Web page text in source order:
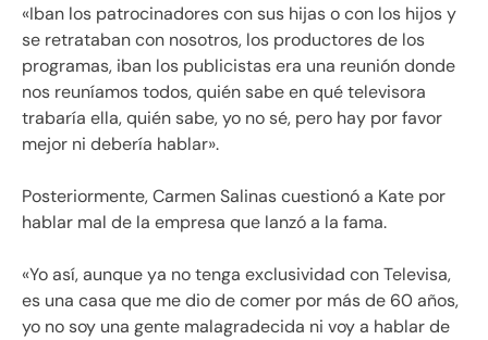
«Iban los patrocinadores con sus hijas o con los hijos y
se retrataban con nosotros, los productores de los
programas, iban los publicistas era una reunión donde
nos reuníamos todos, quién sabe en qué televisora
trabaría ella, quién sabe, yo no sé, pero hay por favor
mejor ni debería hablar».
Posteriormente, Carmen Salinas cuestionó a Kate por
hablar mal de la empresa que lanzó a la fama.
«Yo así, aunque ya no tenga exclusividad con Televisa,
es una casa que me dio de comer por más de 60 años,
yo no soy una gente malagradecida ni voy a hablar de